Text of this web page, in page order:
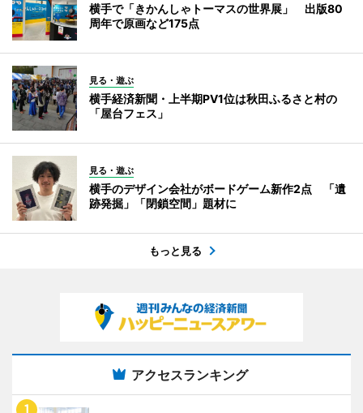
横手で「きかんしゃトーマスの世界展」 出版80
周年で原画など175点
見る・遊ぶ
横手経済新聞・上半期PV1位は秋田ふるさと村の
「屋台フェス」
見る・遊ぶ
横手のデザイン会社がボードゲーム新作2点 「遺
跡発掘」「閉鎖空間」題材に
もっと見る
アクセスランキング